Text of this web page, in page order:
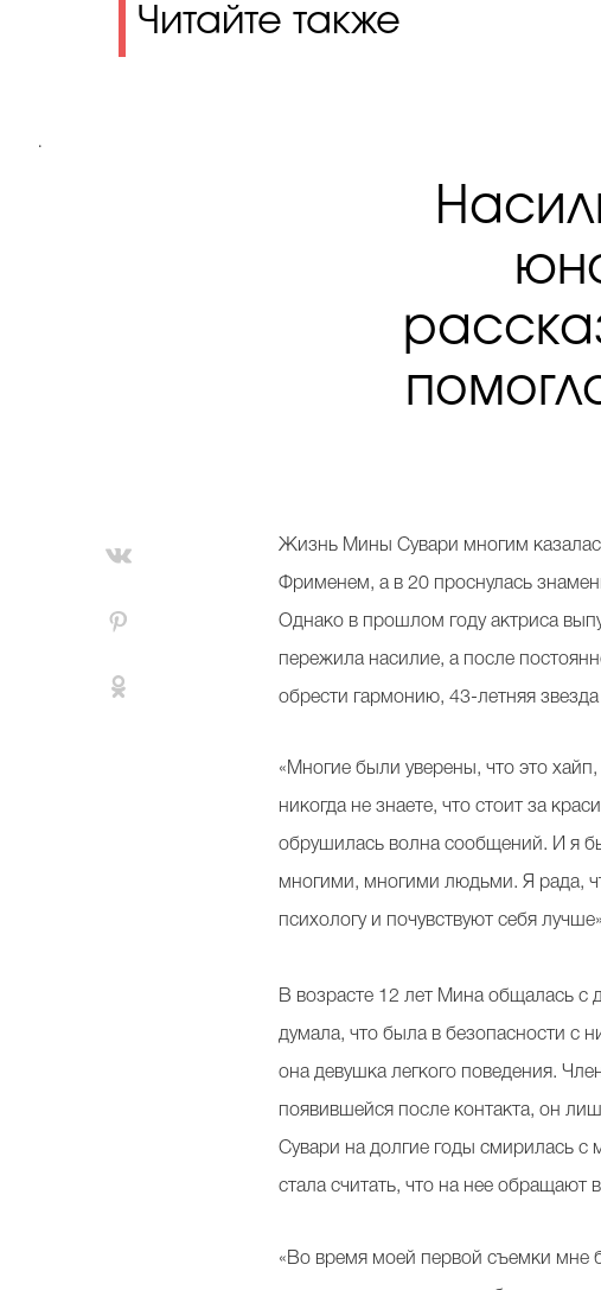
Читайте также
.
Жизнь Мины Сувари многим
Фрименем, а в 20 проснулась
Однако в прошлом году актриса
пережила насилие, а после
обрести гармонию, 43-летняя
«Многие были уверены, что это
никогда не знаете, что стоит за
обрушилась волна сообщений. И я
многими, многими людьми. Я рада,
психологу и почувствуют себя
В возрасте 12 лет Мина общалась с
думала, что была в безопасности с
она девушка легкого поведения.
появившейся после контакта, он
Сувари на долгие годы смирилась с
стала считать, что на нее обращают
«Во время моей первой съемки мне